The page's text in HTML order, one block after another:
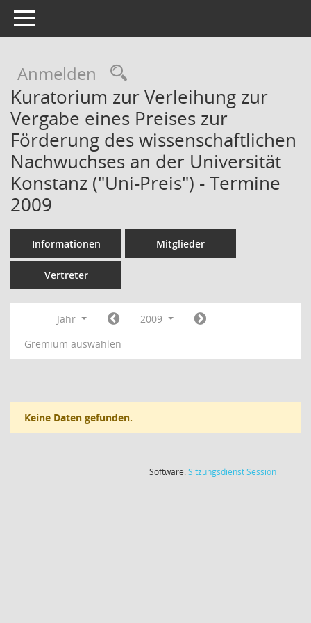
Toggle navigation
Anmelden Rechercheauswahl
Kuratorium zur Verleihung zur
Vergabe eines Preises zur
Förderung des wissenschaftlichen
Nachwuchses an der Universität
Konstanz ("Uni-Preis") - Termine
2009
Informationen Mitglieder
Vertreter
Jahr
2009
Gremium auswählen
Keine Daten gefunden.
Software:SitzungsdienstSession(Wird in